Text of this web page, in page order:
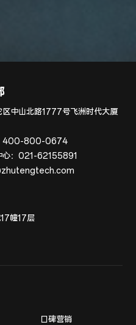
区中山北路1777号飞洲时代大厦
400-800-0674
心：021-62155891
幢17层
口碑营销